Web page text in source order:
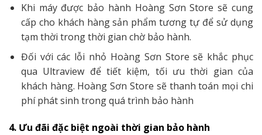
Khi máy được bảo hành Hoàng Sơn Store sẽ cung
cấp cho khách hàng sản phẩm tương tự để sử dụng
tạm thời trong thời gian chờ bảo hành.
Đối với các lỗi nhỏ Hoàng Sơn Store sẽ khắc phục
qua Ultraview để tiết kiệm, tối ưu thời gian của
khách hàng. Hoàng Sơn Store sẽ thanh toán mọi chi
phí phát sinh trong quá trình bảo hành
4. Ưu đãi đặc biệt ngoài thời gian bảo hành